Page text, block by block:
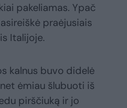
pakeliamas. Ypač
praėjusiais
Italijoje.
kalnus buvo didelė
ėmiau šlubuoti iš
pirščiuką ir jo